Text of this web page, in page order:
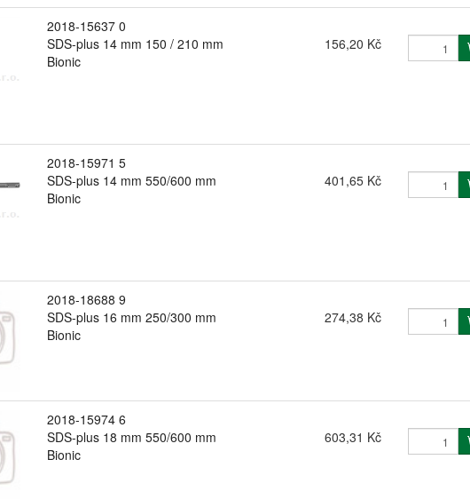
2018-15637 0
SDS-plus 14 mm 150 / 210 mm
Bionic
156,20 Kč
2018-15971 5
SDS-plus 14 mm 550/600 mm
Bionic
401,65 Kč
2018-18688 9
SDS-plus 16 mm 250/300 mm
Bionic
274,38 Kč
2018-15974 6
SDS-plus 18 mm 550/600 mm
Bionic
603,31 Kč